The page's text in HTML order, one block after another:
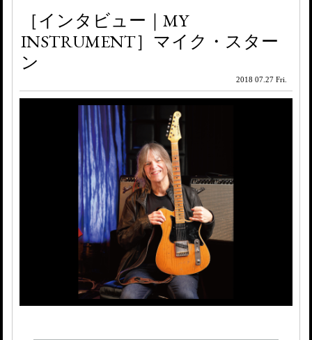
［インタビュー｜MY
INSTRUMENT］マイク・スター
ン
2018 07.27 Fri.